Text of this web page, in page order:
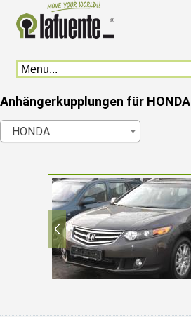
Anhängerkupplungen für HONDA
HONDA